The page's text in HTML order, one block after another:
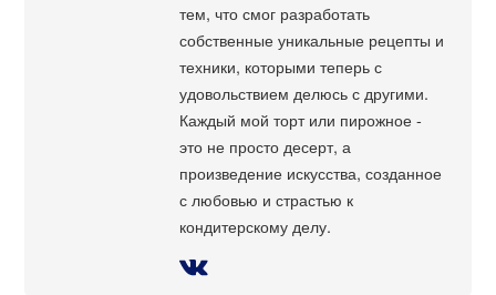
тем, что смог разработать
собственные уникальные рецепты и
техники, которыми теперь с
удовольствием делюсь с другими.
Каждый мой торт или пирожное -
это не просто десерт, а
произведение искусства, созданное
с любовью и страстью к
кондитерскому делу.